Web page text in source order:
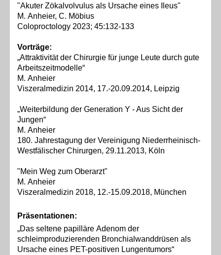
"Akuter Zökalvolvulus als Ursache eines Ileus"
M. Anheier, C. Möbius
Coloproctology 2023; 45:132-133
Vorträge:
„Attraktivität der Chirurgie für junge Leute durch gute
Arbeitszeitmodelle“
M. Anheier
Viszeralmedizin 2014, 17.-20.09.2014, Leipzig
„Weiterbildung der Generation Y - Aus Sicht der
Jungen“
M. Anheier
180. Jahrestagung der Vereinigung Niederrheinisch-
Westfälischer Chirurgen, 29.11.2013, Köln
"Mein Weg zum Oberarzt"
M. Anheier
Viszeralmedizin 2018, 12.-15.09.2018, München
Präsentationen:
„Das seltene papilläre Adenom der
schleimproduzierenden Bronchialwanddrüsen als
Ursache eines PET-positiven Lungentumors“